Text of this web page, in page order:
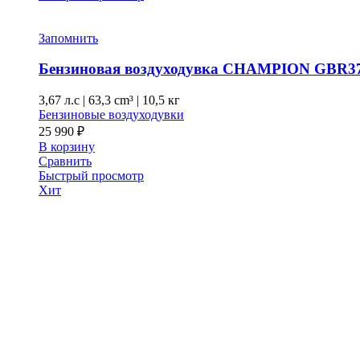
Запомнить
Бензиновая воздуходувка CHAMPION
3,67 л.с | 63,3 cm³ | 10,5 кг
Бензиновые воздуходувки
25 990 ₽
В корзину
Сравнить
Быстрый просмотр
Хит